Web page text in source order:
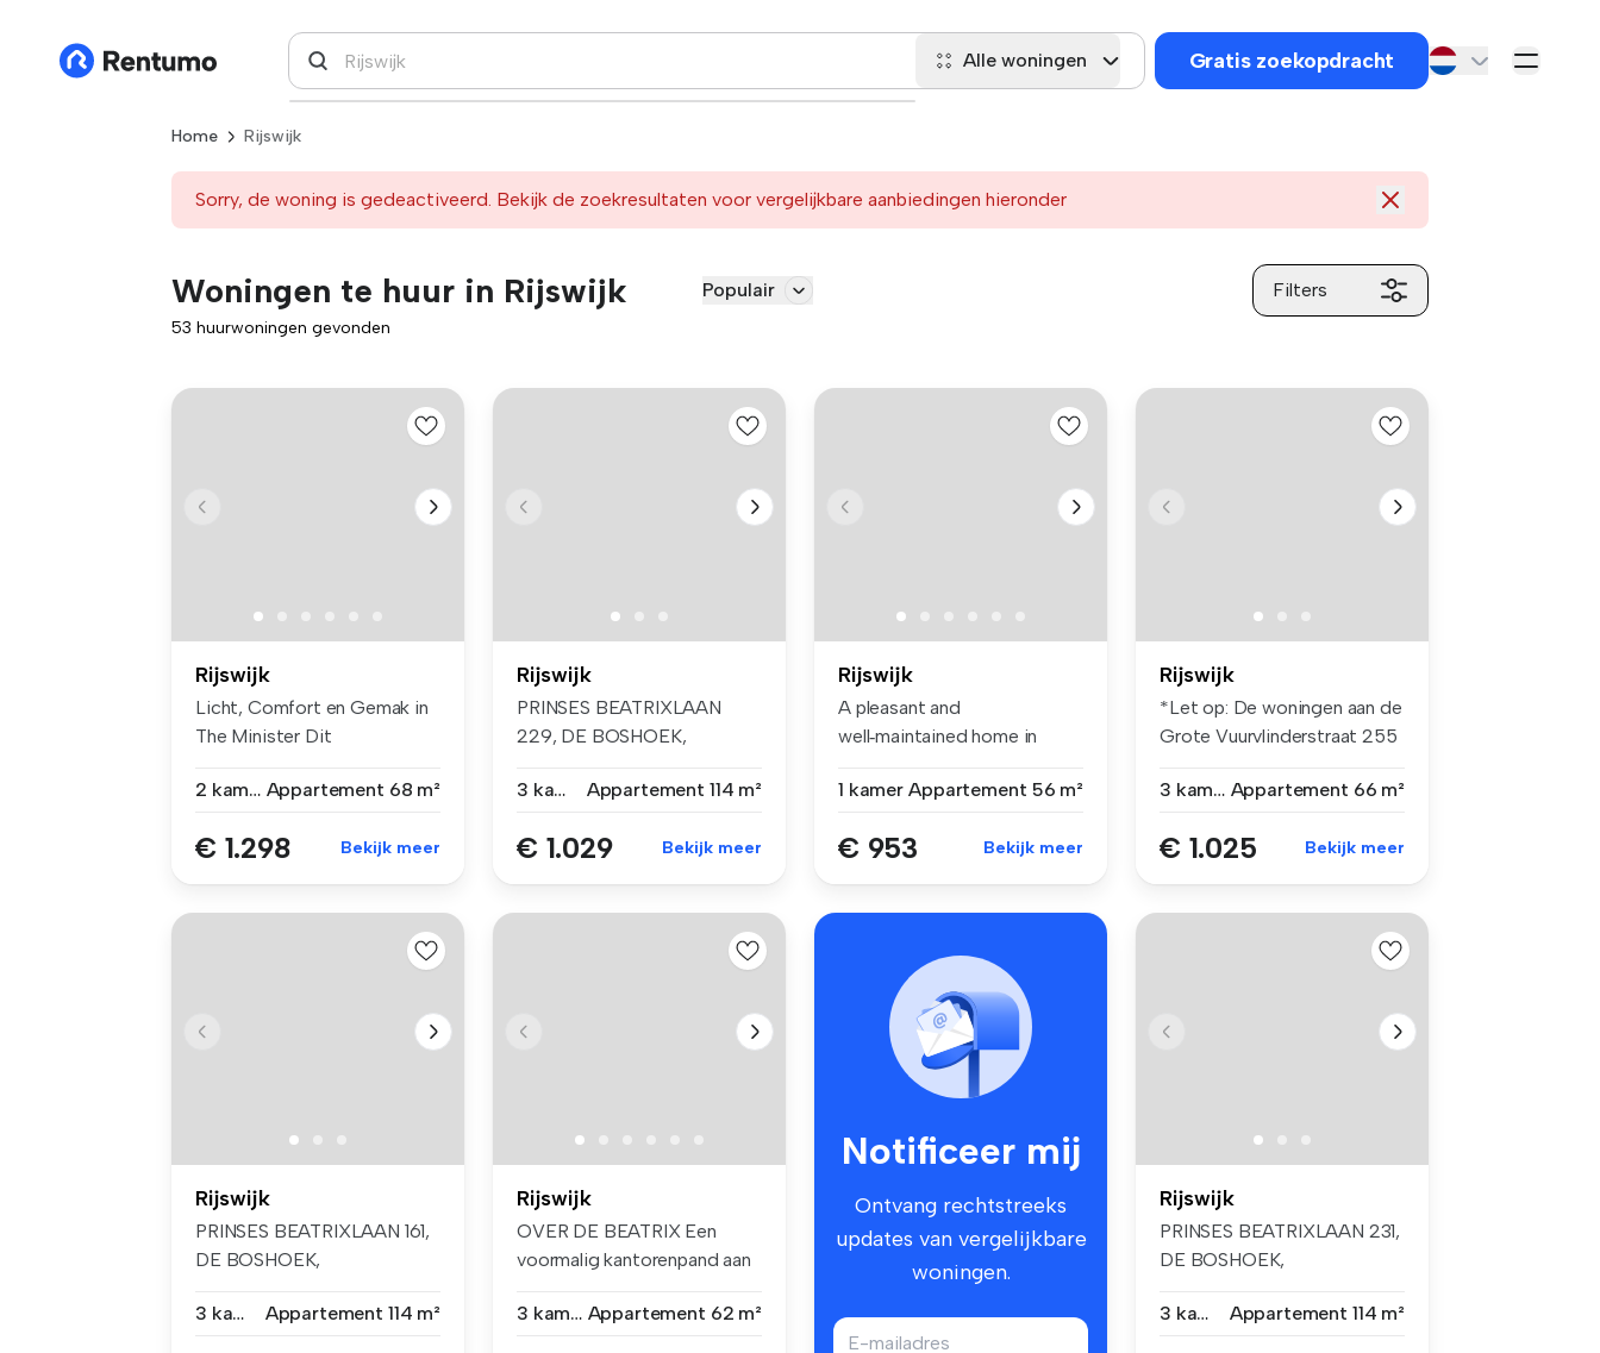
Alle woningen Gratis zoekopdracht
Home Rijswijk
Sorry, de woning is gedeactiveerd. Bekijk de zoekresultaten voor vergelijkbare aanbiedingen hieronder
Woningen te huur in Rijswijk Populair Filters
53 huurwoningen gevonden
Rijswijk
Licht, Comfort en Gemak in
The Minister Dit
2 kamers Appartement 68 m²
€ 1.298 Bekijk meer
Rijswijk
PRINSES BEATRIXLAAN
229, DE BOSHOEK,
3 kamers
Appartement 114 m²
€ 1.029 Bekijk meer
Rijswijk
A pleasant and
well‑maintained home in
1 kamer Appartement 56 m²
€ 953 Bekijk meer
Rijswijk
*Let op: De woningen aan de
Grote Vuurvlinderstraat 255
3 kamers Appartement 66 m²
€ 1.025 Bekijk meer
Rijswijk
PRINSES BEATRIXLAAN 161,
DE BOSHOEK,
3 kamers
Appartement 114 m²
Rijswijk
OVER DE BEATRIX Een
voormalig kantorenpand aan
3 kamers Appartement 62 m²
Notificeer mij
Ontvang rechtstreeks
updates van vergelijkbare
woningen.
Rijswijk
PRINSES BEATRIXLAAN 231,
DE BOSHOEK,
3 kamers
Appartement 114 m²